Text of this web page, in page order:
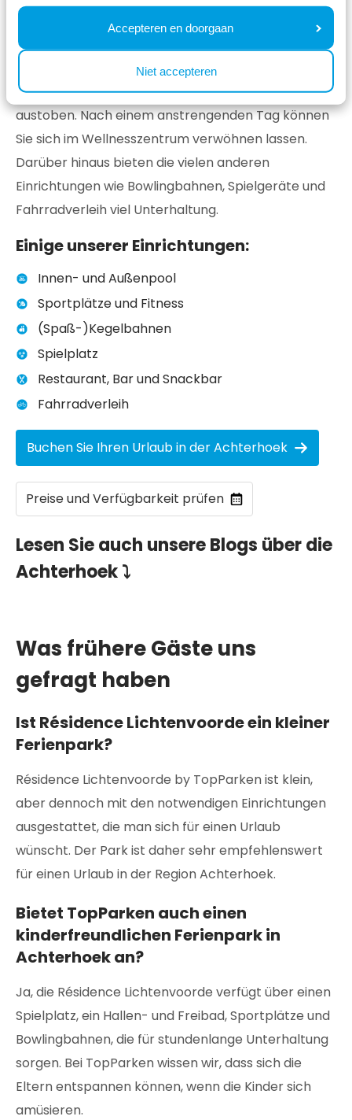
Accepteren en doorgaan
Niet accepteren
Wasser entspannen. Da es ein Hallenbad gibt,
können Sie bei jedem Wetter schwimmen. Sie
möchten sich bewegen? Im Park gibt es einen
Fitnessraum und Sportplätze. Hier können Sie sich
austoben. Nach einem anstrengenden Tag können
Sie sich im Wellnesszentrum verwöhnen lassen.
Darüber hinaus bieten die vielen anderen
Einrichtungen wie Bowlingbahnen, Spielgeräte und
Fahrradverleih viel Unterhaltung.
Einige unserer Einrichtungen:
Innen- und Außenpool
Sportplätze und Fitness
(Spaß-)Kegelbahnen
Spielplatz
Restaurant, Bar und Snackbar
Fahrradverleih
Buchen Sie Ihren Urlaub in der Achterhoek
Preise und Verfügbarkeit prüfen
Lesen Sie auch unsere Blogs über die
Achterhoek ⤵
Was frühere Gäste uns
gefragt haben
Ist Résidence Lichtenvoorde ein kleiner
Ferienpark?
Résidence Lichtenvoorde by TopParken ist klein,
aber dennoch mit den notwendigen Einrichtungen
ausgestattet, die man sich für einen Urlaub
wünscht. Der Park ist daher sehr empfehlenswert
für einen Urlaub in der Region Achterhoek.
Bietet TopParken auch einen
kinderfreundlichen Ferienpark in
Achterhoek an?
Ja, die Résidence Lichtenvoorde verfügt über einen
Spielplatz, ein Hallen- und Freibad, Sportplätze und
Bowlingbahnen, die für stundenlange Unterhaltung
sorgen. Bei TopParken wissen wir, dass sich die
Eltern entspannen können, wenn die Kinder sich
amüsieren.